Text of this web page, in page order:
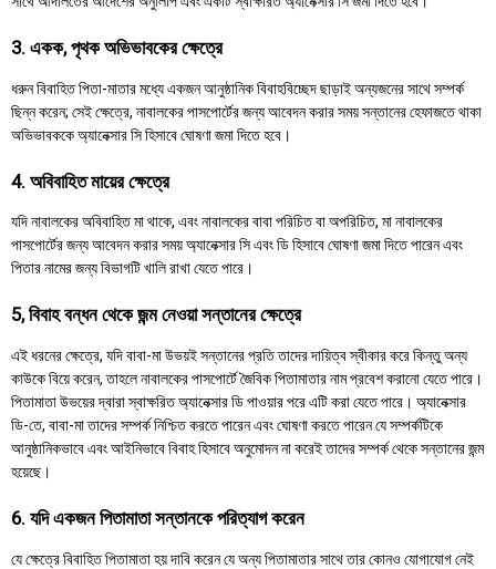
3. একক, পৃথক অভিভাবকের ক্ষেত্রে
ধরুন বিবাহিত পিতা-মাতার মধ্যে একজন আনুষ্ঠানিক বিবাহবিচ্ছেদ ছাড়াই অন্যজনের সাথে সম্পর্ক
ছিন্ন করেন; সেই ক্ষেত্রে, নাবালকের পাসপোর্টের জন্য আবেদন করার সময় সন্তানের হেফাজতে থাকা
অভিভাবককে অ্যানেক্সার সি হিসাবে ঘোষণা জমা দিতে হবে।
4. অবিবাহিত মায়ের ক্ষেত্রে
যদি নাবালকের অবিবাহিত মা থাকে, এবং নাবালকের বাবা পরিচিত বা অপরিচিত, মা নাবালকের
পাসপোর্টের জন্য আবেদন করার সময় অ্যানেক্সার সি এবং ডি হিসাবে ঘোষণা জমা দিতে পারেন এবং
পিতার নামের জন্য বিভাগটি খালি রাখা যেতে পারে।
5, বিবাহ বন্ধন থেকে জন্ম নেওয়া সন্তানের ক্ষেত্রে
এই ধরনের ক্ষেত্রে, যদি বাবা-মা উভয়ই সন্তানের প্রতি তাদের দায়িত্ব স্বীকার করে কিন্তু অন্য
কাউকে বিয়ে করেন, তাহলে নাবালকের পাসপোর্টে জৈবিক পিতামাতার নাম প্রবেশ করানো যেতে পারে।
পিতামাতা উভয়ের দ্বারা স্বাক্ষরিত অ্যানেক্সার ডি পাওয়ার পরে এটি করা যেতে পারে। অ্যানেক্সার
ডি-তে, বাবা-মা তাদের সম্পর্ক নিশ্চিত করতে পারেন এবং ঘোষণা করতে পারেন যে সম্পর্কটিকে
আনুষ্ঠানিকভাবে এবং আইনিভাবে বিবাহ হিসাবে অনুমোদন না করেই তাদের সম্পর্ক থেকে সন্তানের জন্ম
হয়েছে।
6. যদি একজন পিতামাতা সন্তানকে পরিত্যাগ করেন
যে ক্ষেত্রে বিবাহিত পিতামাতা হয় দাবি করেন যে অন্য পিতামাতার সাথে তার কোনও যোগাযোগ নেই